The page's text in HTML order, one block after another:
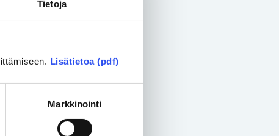
Tietoja
Lisätietoa (pdf)
Markkinointi